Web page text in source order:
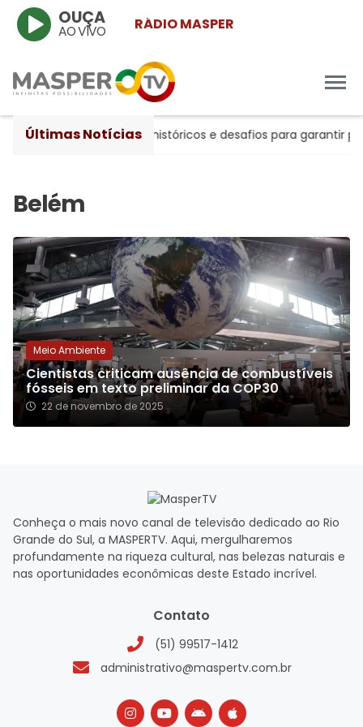
RÁDIO MASPER
OUÇA
AO VIVO
Últimas Notícias
anos entre avanços históricos e desafios para garantir
Meio Ambiente
Cientistas criticam ausência de combustíveis
fósseis em texto preliminar da COP30
22 de novembro de 2025
Conheça o mais novo canal de televisão dedicado ao Rio
Grande do Sul, a MASPERTV. Aqui, mergulharemos
profundamente na riqueza cultural, nas belezas naturais e
nas oportunidades econômicas deste Estado incrível.
Contato
(51) 99517-1412
administrativo@maspertv.com.br